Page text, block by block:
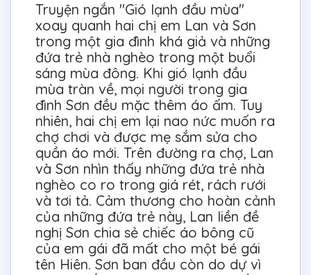
Truyện ngắn "Gió lạnh đầu mùa"
xoay quanh hai chị em Lan và Sơn
trong một gia đình khá giả và những
đứa trẻ nhà nghèo trong một buổi
sáng mùa đông. Khi gió lạnh đầu
mùa tràn về, mọi người trong gia
đình Sơn đều mặc thêm áo ấm. Tuy
nhiên, hai chị em lại nao nức muốn ra
chợ chơi và được mẹ sắm sửa cho
quần áo mới. Trên đường ra chợ, Lan
và Sơn nhìn thấy những đứa trẻ nhà
nghèo co ro trong giá rét, rách rưới
và tơi tả. Cảm thương cho hoàn cảnh
của những đứa trẻ này, Lan liền đề
nghị Sơn chia sẻ chiếc áo bông cũ
của em gái đã mất cho một bé gái
tên Hiên. Sơn ban đầu còn do dự vì